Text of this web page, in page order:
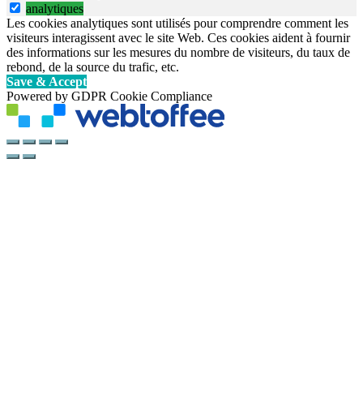
analytiques
Les cookies analytiques sont utilisés pour comprendre comment les
visiteurs interagissent avec le site Web. Ces cookies aident à fournir
des informations sur les mesures du nombre de visiteurs, du taux de
rebond, de la source du trafic, etc.
Save & Accept
Powered by GDPR Cookie Compliance